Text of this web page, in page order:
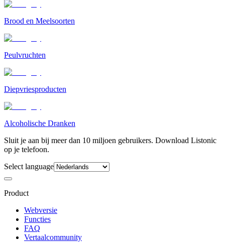
Brood en Meelsoorten
Peulvruchten
Diepvriesproducten
Alcoholische Dranken
Sluit je aan bij meer dan 10 miljoen gebruikers. Download Listonic
op je telefoon.
Select language
Product
Webversie
Functies
FAQ
Vertaalcommunity